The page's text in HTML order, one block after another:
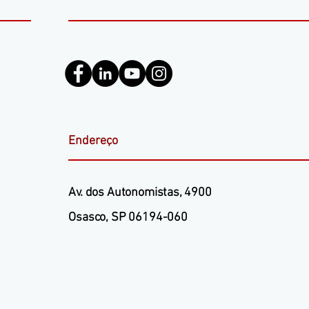
Endereço
​Av. dos Autonomistas, 4900
Osasco, SP 06194-060